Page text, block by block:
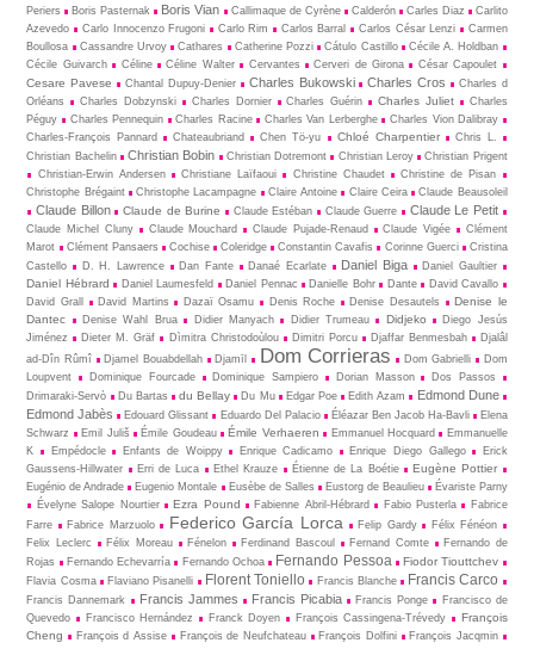
Periers
Boris Pasternak Boris Vian Callimaque de Cyrène Cal­derón Carles Diaz
Carlito
Azevedo
Carlo Innocenzo Frugoni Carlo Rim Carlos Barral Carlos César Lenzi
Carmen
Boullosa
Cassandre Urvoy Cathares Catherine Pozzi Cátulo Castillo
Cécile A. Holdban
Cécile Guivarch
Céline Céline Walter Cervantes Cerveri de Girona César Capoulet
Cesare Pavese Chantal Dupuy-Denier Charles Bukowski Charles Cros
Charles d
Orléans
Charles Dobzynski Charles Dornier Charles Guérin Charles Juliet
Charles
Péguy
Charles Pennequin Charles Racine Charles Van Lerberghe
Charles Vion Dalibray
Charles-François Pannard
Chateaubriand Chen Tö-yu Chloé Charpentier
Chris L.
Christian Bachelin
Christian Bobin Christian Dotremont Christian Leroy
Christian Prigent
Christian-Erwin Andersen
Christiane Laïfaoui Christine Chaudet
Christine de Pisan
Christophe Brégaint
Christophe Lacampagne Claire Antoine Claire Ceira Claude Beausoleil
Claude Billon Claude de Burine Claude Estéban Claude Guerre Claude Le Petit
Claude Michel Cluny Claude Mouchard Claude Pujade-Renaud Claude Vigée
Clément
Marot
Clément Pansaers Cochise Coleridge Constantin Cavafis Corinne Guerci
Cristina
Castello
D. H. Lawrence Dan Fante Danaé Ecarlate Daniel Biga Daniel Gaultier
Daniel Hébrard Daniel Laumesfeld Daniel Pennac Danielle Bohr Dante
David Cavallo
David Grall
David Martins Dazaï Osamu Denis Roche Denise Desautels
Denise le
Dantec
Denise Wahl Brua Didier Manyach Didier Trumeau Didjeko
Diego Jesús
Jiménez
Dieter M. Gräf Dìmitra Christodoùlou Dimitri Porcu Djaffar Benmesbah
Djalâl
ad-Dîn Rûmî
Djamel Bouabdellah Djamīl Dom Corrieras Dom Gabrielli
Dom
Loupvent
Dominique Fourcade Dominique Sampiero Dorian Masson
Dos Passos
Drimaraki-Servò
Du Bartas du Bellay Du Mu Edgar Poe Edith Azam
Edmond Dune
Edmond Jabès
Edouard Glissant Eduardo Del Palacio Éléazar Ben Jacob Ha-Bavli
Elena
Schwarz
Emil Juliš Émile Goudeau Émile Verhaeren Emmanuel Hocquard
Emmanuelle
K
Empédocle Enfants de Woippy Enrique Cadicamo Enrique Diego Gallego
Erick
Gaussens-Hillwater
Erri de Luca Ethel Krauze Étienne de La Boétie Eugène Pottier
Eugénio de Andrade Eugenio Montale Eusèbe de Salles Eustorg de Beaulieu
Évariste Parny
Évelyne Salope Nourtier
Ezra Pound Fabienne Abril-Hébrard Fabio Pusterla
Fabrice
Farre
Fabrice Marzuolo Federico García Lorca Felip Gardy
Félix Fénéon
Felix Leclerc
Félix Moreau Fénelon Ferdinand Bascoul Fernand Comte
Fernando de
Rojas
Fernando Echevarría Fernando Ochoa Fernando Pessoa Fiodor Tiouttchev
Flavia Cosma Flaviano Pisanelli Florent Toniello Francis Blanche Francis Carco
Francis Dannemark Francis Jammes Francis Picabia Francis Ponge
Francisco de
Quevedo
Francisco Hernández Franck Doyen François Cassingena-Trévedy
François
Cheng
François d Assise François de Neufchateau François Dolfini
François Jacqmin